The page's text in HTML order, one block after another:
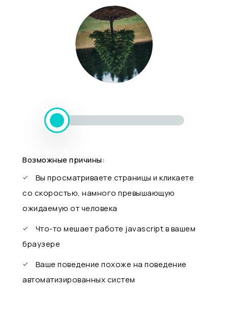
Возможные причины:
Вы просматриваете страницы и кликаете
со скоростью, намного превышающую
ожидаемую от человека
Что-то мешает работе javascript в вашем
браузере
Ваше поведение похоже на поведение
автоматизированных систем